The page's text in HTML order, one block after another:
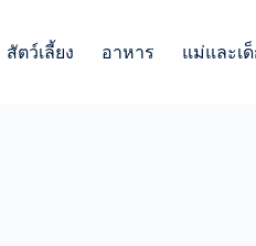
สัตว์เลี้ยง อาหาร แม่และเ